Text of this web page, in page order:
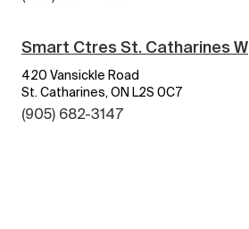
Smart Ctres St. Catharines W
420 Vansickle Road
St. Catharines, ON L2S 0C7
(905) 682-3147